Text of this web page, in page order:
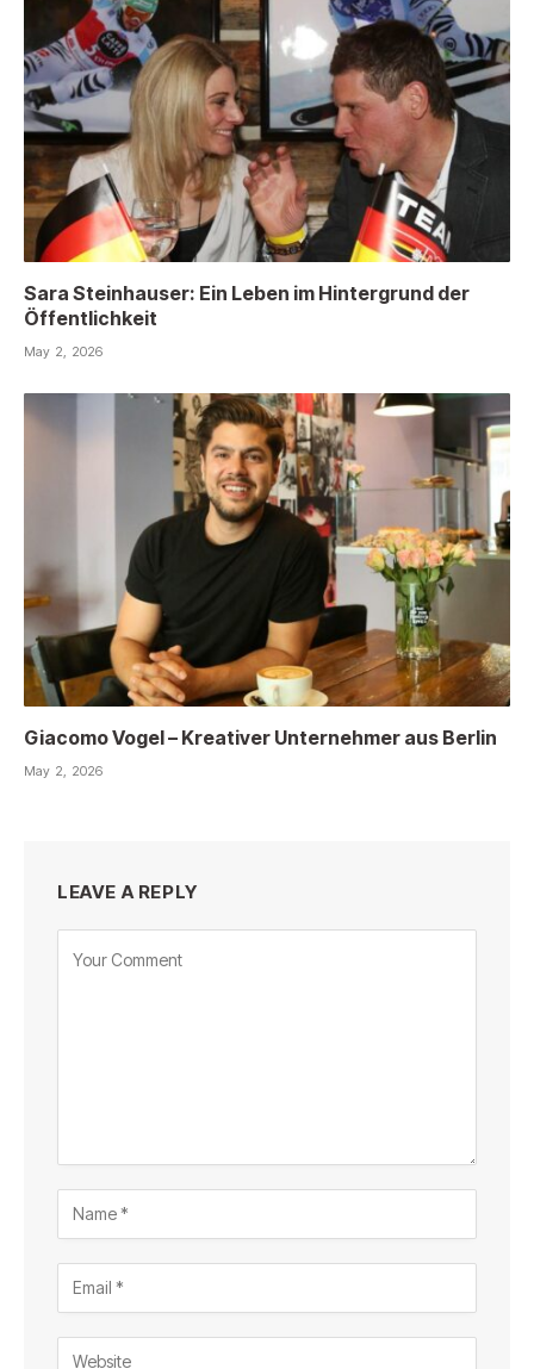
Sara Steinhauser: Ein Leben im Hintergrund der
Öffentlichkeit
May 2, 2026
Giacomo Vogel – Kreativer Unternehmer aus Berlin
May 2, 2026
LEAVE A REPLY